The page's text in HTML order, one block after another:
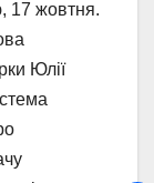
17 жовтня.
Юлії